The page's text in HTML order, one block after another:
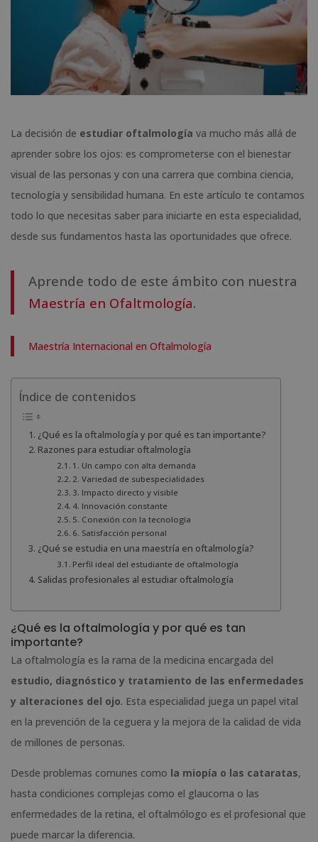
La decisión de estudiar oftalmología va mucho más allá de
aprender sobre los ojos: es comprometerse con el bienestar
visual de las personas y con una carrera que combina ciencia,
tecnología y sensibilidad humana. En este artículo te contamos
todo lo que necesitas saber para iniciarte en esta especialidad,
desde sus fundamentos hasta las oportunidades que ofrece.
Aprende todo de este ámbito con nuestra
Maestría en Ofaltmología.
Maestría Internacional en Oftalmología
Índice de contenidos
¿Qué es la oftalmología y por qué es tan importante?
Razones para estudiar oftalmología
1. Un campo con alta demanda
2. Variedad de subespecialidades
3. Impacto directo y visible
4. Innovación constante
5. Conexión con la tecnología
6. Satisfacción personal
¿Qué se estudia en una maestría en oftalmología?
Perfil ideal del estudiante de oftalmología
Salidas profesionales al estudiar oftalmología
¿Qué es la oftalmología y por qué es tan
importante?
La oftalmología es la rama de la medicina encargada del
estudio, diagnóstico y tratamiento de las enfermedades
y alteraciones del ojo. Esta especialidad juega un papel vital
en la prevención de la ceguera y la mejora de la calidad de vida
de millones de personas.
Desde problemas comunes como la miopía o las cataratas,
hasta condiciones complejas como el glaucoma o las
enfermedades de la retina, el oftalmólogo es el profesional que
puede marcar la diferencia.